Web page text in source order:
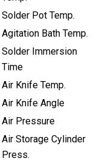
Solder Pot Temp.
Agitation Bath Temp.
Solder Immersion
Time
Air Knife Temp.
Air Knife Angle
Air Pressure
Air Storage Cylinder
Press.